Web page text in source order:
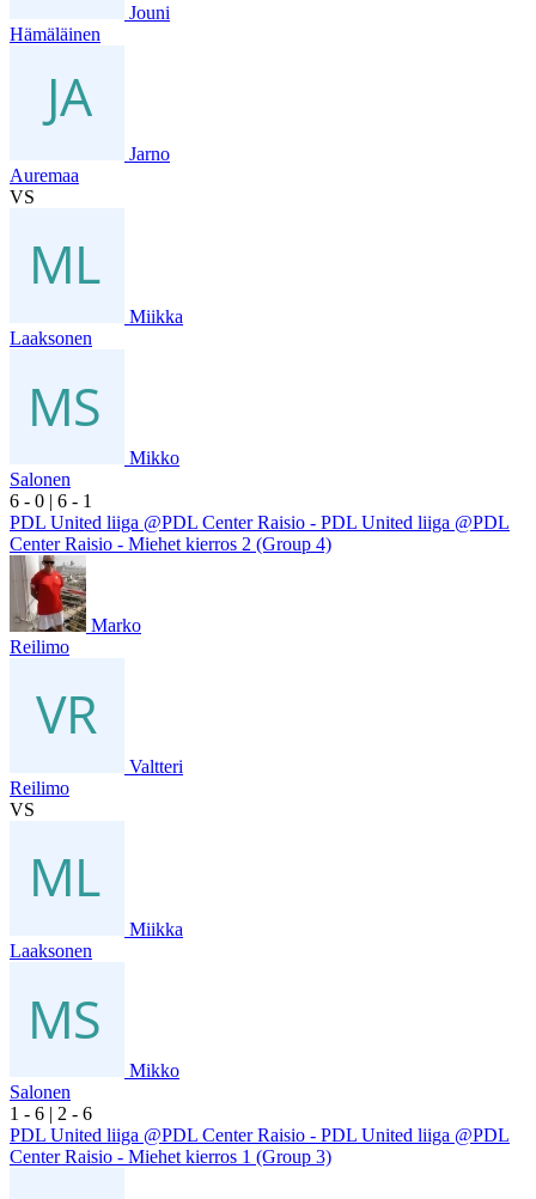
Jouni
Hämäläinen
Jarno
Auremaa
VS
Miikka
Laaksonen
Mikko
Salonen
6 - 0 | 6 - 1
PDL United liiga @PDL Center Raisio - PDL United liiga @PDL
Center Raisio - Miehet kierros 2 (Group 4)
Marko
Reilimo
Valtteri
Reilimo
VS
Miikka
Laaksonen
Mikko
Salonen
1 - 6 | 2 - 6
PDL United liiga @PDL Center Raisio - PDL United liiga @PDL
Center Raisio - Miehet kierros 1 (Group 3)